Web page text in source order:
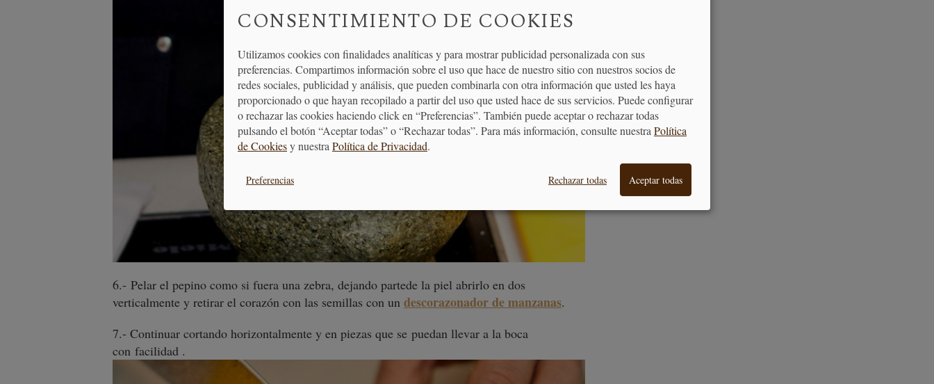
6.- Pelar el pepino como si fuera una zebra, dejando partede la piel abrirlo en dos
verticalmente y retirar el corazón con las semillas con un descorazonador de manzanas.
7.- Continuar cortando horizontalmente y en piezas que se puedan llevar a la boca
con facilidad .
CONSENTIMIENTO DE COOKIES
Utilizamos cookies con finalidades analíticas y para mostrar publicidad personalizada con sus
preferencias. Compartimos información sobre el uso que hace de nuestro sitio con nuestros socios de
redes sociales, publicidad y análisis, que pueden combinarla con otra información que usted les haya
proporcionado o que hayan recopilado a partir del uso que usted hace de sus servicios. Puede configurar
o rechazar las cookies haciendo click en “Preferencias”. También puede aceptar o rechazar todas
pulsando el botón “Aceptar todas” o “Rechazar todas”. Para más información, consulte nuestra Política
de Cookiesy nuestra Política de Privacidad.
Preferencias Rechazar todas Aceptar todas